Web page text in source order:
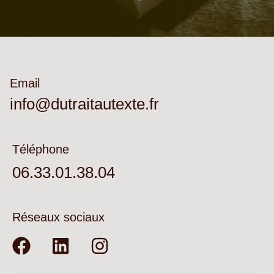
Email
info@dutraitautexte.fr
Téléphone
06.33.01.38.04
Réseaux sociaux
F
L
I